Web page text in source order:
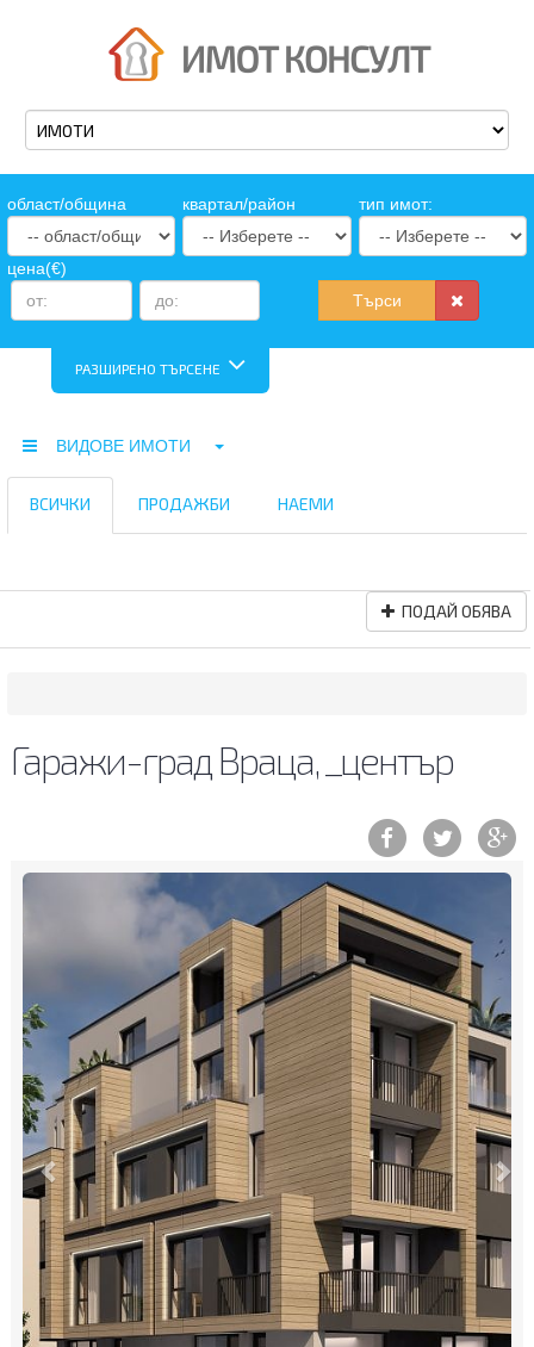
oбласт/община квартал/район тип имот:
цена(€)
Търси
РАЗШИРЕНО ТЪРСЕНЕ
ВИДОВЕ ИМОТИ
ВСИЧКИ ПРОДАЖБИ НАЕМИ
ПОДАЙ ОБЯВА
Гаражи-град Враца, _център
Previous